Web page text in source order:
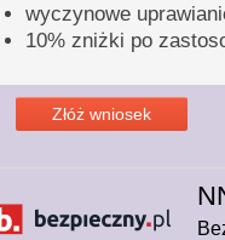
wyczynowe
10% zniżki po
Złóż wniosek